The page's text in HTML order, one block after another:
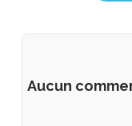
Aucun